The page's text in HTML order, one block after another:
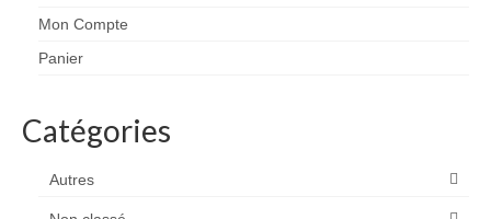
Mon Compte
Panier
Catégories
Autres